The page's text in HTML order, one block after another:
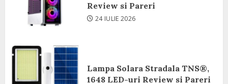
Review si Pareri
24 IULIE 2026
Lampa Solara Stradala TNS®,
1648 LED-uri Review si Pareri